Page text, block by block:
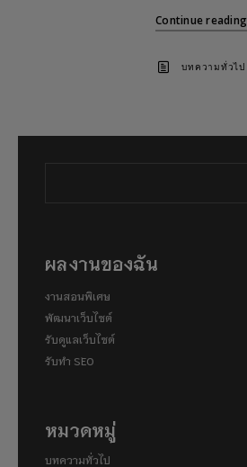
Continue reading
บทความทั่วไป
ผลงานของฉัน
งานสอนพิเศษ
พัฒนาเว็บไซต์
รับดูแลเว็บไซต์
รับทำ SEO
หมวดหมู่
บทความทั่วไป